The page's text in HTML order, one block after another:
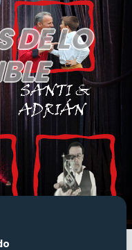
DE LO